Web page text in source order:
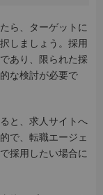
ら、ターゲットに
しましょう。採用
あり、限られた採
な検討が必要で
と、求人サイトへ
で、転職エージェ
採用したい場合に